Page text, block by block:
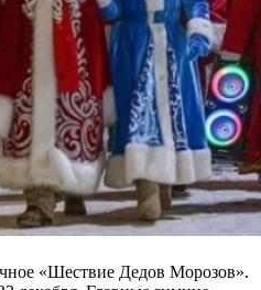
«Шествие Дедов Морозов».